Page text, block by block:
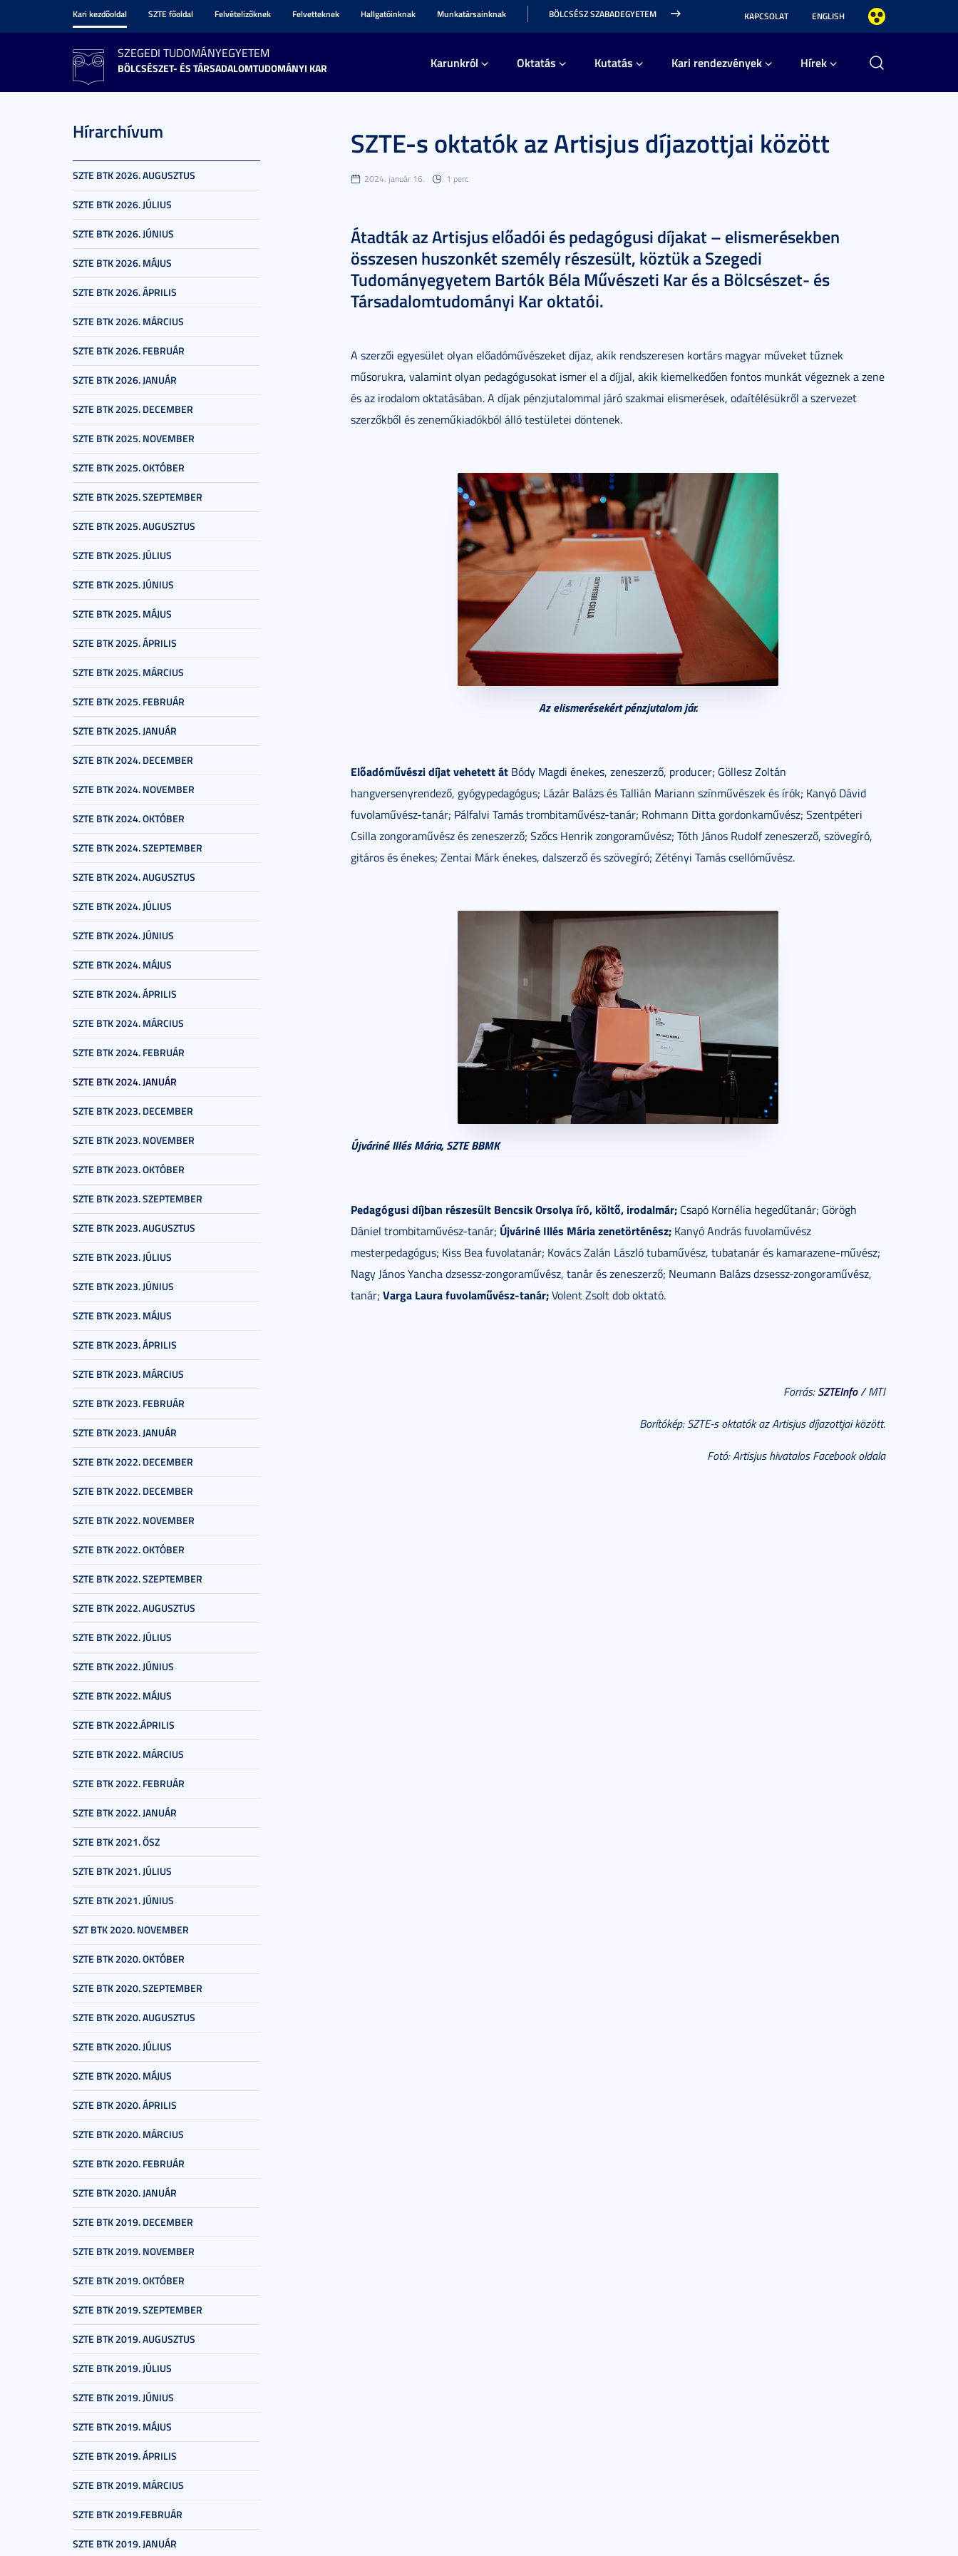
Kari kezdőoldal SZTE főoldal Felvételizőknek Felvetteknek Hallgatóinknak Munkatársainknak BÖLCSÉSZ SZABADEGYETEM KAPCSOLAT ENGLISH
SZEGEDI TUDOMÁNYEGYETEM
BÖLCSÉSZET- ÉS TÁRSADALOMTUDOMÁNYI KAR Karunkról Oktatás Kutatás Kari rendezvények Hírek
Hírarchívum
SZTE BTK 2026. AUGUSZTUS
SZTE BTK 2026. JÚLIUS
SZTE BTK 2026. JÚNIUS
SZTE BTK 2026. MÁJUS
SZTE BTK 2026. ÁPRILIS
SZTE BTK 2026. MÁRCIUS
SZTE BTK 2026. FEBRUÁR
SZTE BTK 2026. JANUÁR
SZTE BTK 2025. DECEMBER
SZTE BTK 2025. NOVEMBER
SZTE BTK 2025. OKTÓBER
SZTE BTK 2025. SZEPTEMBER
SZTE BTK 2025. AUGUSZTUS
SZTE BTK 2025. JÚLIUS
SZTE BTK 2025. JÚNIUS
SZTE BTK 2025. MÁJUS
SZTE BTK 2025. ÁPRILIS
SZTE BTK 2025. MÁRCIUS
SZTE BTK 2025. FEBRUÁR
SZTE BTK 2025. JANUÁR
SZTE BTK 2024. DECEMBER
SZTE BTK 2024. NOVEMBER
SZTE BTK 2024. OKTÓBER
SZTE BTK 2024. SZEPTEMBER
SZTE BTK 2024. AUGUSZTUS
SZTE BTK 2024. JÚLIUS
SZTE BTK 2024. JÚNIUS
SZTE BTK 2024. MÁJUS
SZTE BTK 2024. ÁPRILIS
SZTE BTK 2024. MÁRCIUS
SZTE BTK 2024. FEBRUÁR
SZTE BTK 2024. JANUÁR
SZTE BTK 2023. DECEMBER
SZTE BTK 2023. NOVEMBER
SZTE BTK 2023. OKTÓBER
SZTE BTK 2023. SZEPTEMBER
SZTE BTK 2023. AUGUSZTUS
SZTE BTK 2023. JÚLIUS
SZTE BTK 2023. JÚNIUS
SZTE BTK 2023. MÁJUS
SZTE BTK 2023. ÁPRILIS
SZTE BTK 2023. MÁRCIUS
SZTE BTK 2023. FEBRUÁR
SZTE BTK 2023. JANUÁR
SZTE BTK 2022. DECEMBER
SZTE BTK 2022. DECEMBER
SZTE BTK 2022. NOVEMBER
SZTE BTK 2022. OKTÓBER
SZTE BTK 2022. SZEPTEMBER
SZTE BTK 2022. AUGUSZTUS
SZTE BTK 2022. JÚLIUS
SZTE BTK 2022. JÚNIUS
SZTE BTK 2022. MÁJUS
SZTE BTK 2022.ÁPRILIS
SZTE BTK 2022. MÁRCIUS
SZTE BTK 2022. FEBRUÁR
SZTE BTK 2022. JANUÁR
SZTE BTK 2021. ŐSZ
SZTE BTK 2021. JÚLIUS
SZTE BTK 2021. JÚNIUS
SZT BTK 2020. NOVEMBER
SZTE BTK 2020. OKTÓBER
SZTE BTK 2020. SZEPTEMBER
SZTE BTK 2020. AUGUSZTUS
SZTE BTK 2020. JÚLIUS
SZTE BTK 2020. MÁJUS
SZTE BTK 2020. ÁPRILIS
SZTE BTK 2020. MÁRCIUS
SZTE BTK 2020. FEBRUÁR
SZTE BTK 2020. JANUÁR
SZTE BTK 2019. DECEMBER
SZTE BTK 2019. NOVEMBER
SZTE BTK 2019. OKTÓBER
SZTE BTK 2019. SZEPTEMBER
SZTE BTK 2019. AUGUSZTUS
SZTE BTK 2019. JÚLIUS
SZTE BTK 2019. JÚNIUS
SZTE BTK 2019. MÁJUS
SZTE BTK 2019. ÁPRILIS
SZTE BTK 2019. MÁRCIUS
SZTE BTK 2019.FEBRUÁR
SZTE BTK 2019. JANUÁR
SZTE-s oktatók az Artisjus díjazottjai között
2024. január 16. 1 perc
Átadták az Artisjus előadói és pedagógusi díjakat – elismerésekben
összesen huszonkét személy részesült, köztük a Szegedi
Tudományegyetem Bartók Béla Művészeti Kar és a Bölcsészet- és
Társadalomtudományi Kar oktatói.
A szerzői egyesület olyan előadóművészeket díjaz, akik rendszeresen kortárs magyar műveket tűznek
műsorukra, valamint olyan pedagógusokat ismer el a díjjal, akik kiemelkedően fontos munkát végeznek a zene
és az irodalom oktatásában. A díjak pénzjutalommal járó szakmai elismerések, odaítélésükről a szervezet
szerzőkből és zeneműkiadókból álló testületei döntenek.
Az elismerésekért pénzjutalom jár.
Előadóművészi díjat vehetett át Bódy Magdi énekes, zeneszerző, producer; Göllesz Zoltán
hangversenyrendező, gyógypedagógus; Lázár Balázs és Tallián Mariann színművészek és írók; Kanyó Dávid
fuvolaművész-tanár; Pálfalvi Tamás trombitaművész-tanár; Rohmann Ditta gordonkaművész; Szentpéteri
Csilla zongoraművész és zeneszerző; Szőcs Henrik zongoraművész; Tóth János Rudolf zeneszerző, szövegíró,
gitáros és énekes; Zentai Márk énekes, dalszerző és szövegíró; Zétényi Tamás csellóművész.
Újváriné Illés Mária, SZTE BBMK
Pedagógusi díjban részesült Bencsik Orsolya író, költő, irodalmár; Csapó Kornélia hegedűtanár; Görögh
Dániel trombitaművész-tanár; Újváriné Illés Mária zenetörténész; Kanyó András fuvolaművész
mesterpedagógus; Kiss Bea fuvolatanár; Kovács Zalán László tubaművész, tubatanár és kamarazene-művész;
Nagy János Yancha dzsessz-zongoraművész, tanár és zeneszerző; Neumann Balázs dzsessz-zongoraművész,
tanár; Varga Laura fuvolaművész-tanár;Volent Zsolt dob oktató.
Forrás:SZTEInfo/ MTI
Borítókép: SZTE-s oktatók az Artisjus díjazottjai között.
Fotó: Artisjus hivatalos Facebook oldala